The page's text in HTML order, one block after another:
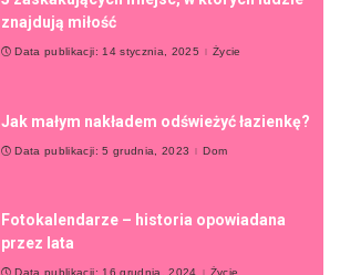
znajdują miłość
Data publikacji: 14 stycznia, 2025 Życie
Jak małym nakładem odświeżyć łazienkę?
Data publikacji: 5 grudnia, 2023 Dom
Fotokalendarze – historia opowiadana
przez lata